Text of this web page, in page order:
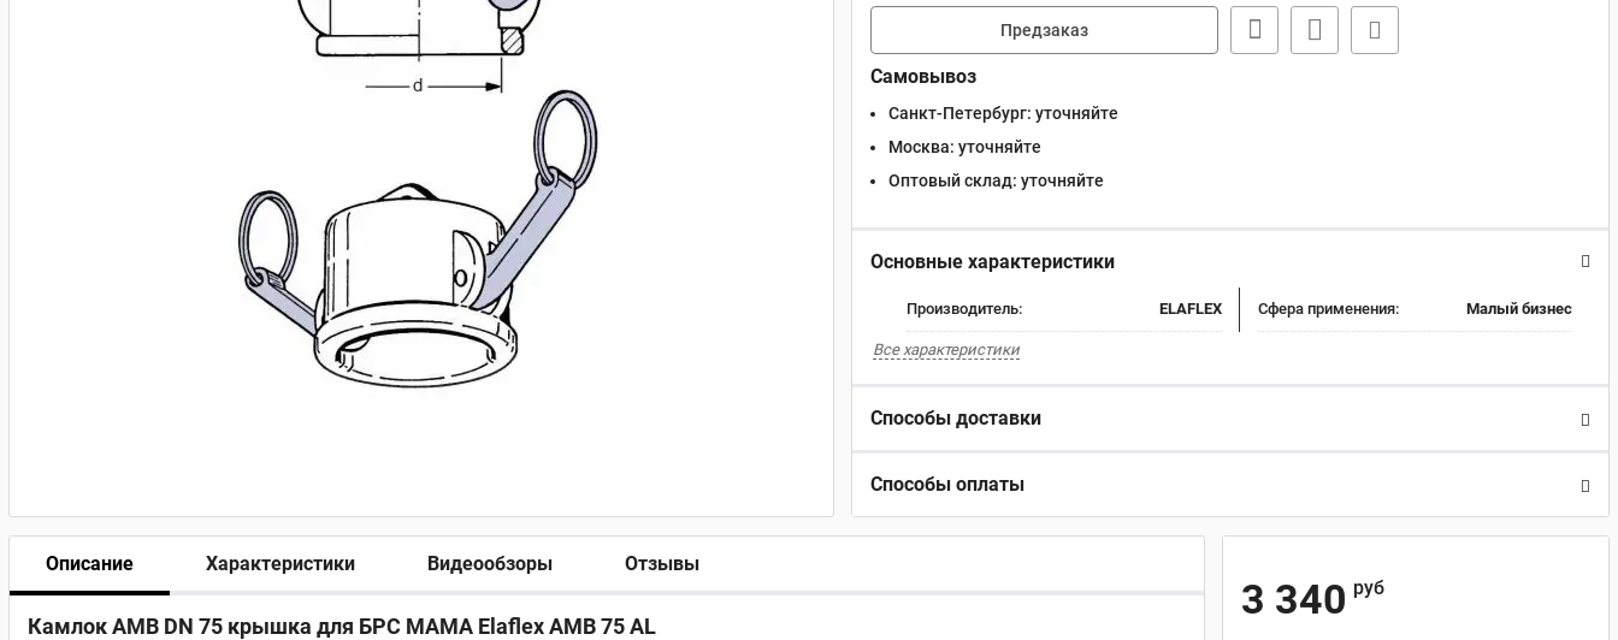
Предзаказ
Самовывоз
Санкт-Петербург: уточняйте
Москва: уточняйте
Оптовый склад: уточняйте
Основные характеристики
Производитель: ELAFLEX Сфера применения: Малый бизнес
Все характеристики
Способы доставки
Способы оплаты
Описание Характеристики Видеообзоры Отзывы
Камлок AMB DN 75 крышка для БРС МАМА Elaflex AMB 75 AL
3 340 руб